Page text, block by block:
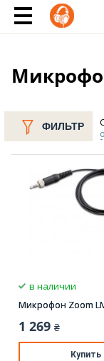
Телефон
ФИЛЬТР
в наличии
Микрофон Zoom
1 269 ₴
Купить